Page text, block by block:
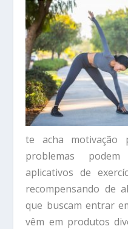
te acha motivação
problemas
aplicativos de
recompensando de
que buscam entrar
vêm em produtos